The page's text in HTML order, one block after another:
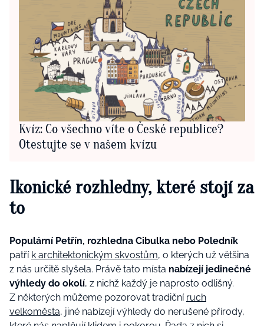
Kvíz: Co všechno víte o České republice?
Otestujte se v našem kvízu
Ikonické rozhledny, které stojí za
to
Populární Petřín, rozhledna Cibulka nebo Poledník
patří k architektonickým skvostům, o kterých už většina
z nás určitě slyšela. Právě tato místa nabízejí jedinečné
výhledy do okolí, z nichž každý je naprosto odlišný.
Z některých můžeme pozorovat tradiční ruch
velkoměsta, jiné nabízejí výhledy do nerušené přírody,